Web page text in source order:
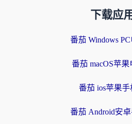
下载应用
番茄 Windows
番茄 macOS苹果
番茄 ios苹果手
番茄 Android安